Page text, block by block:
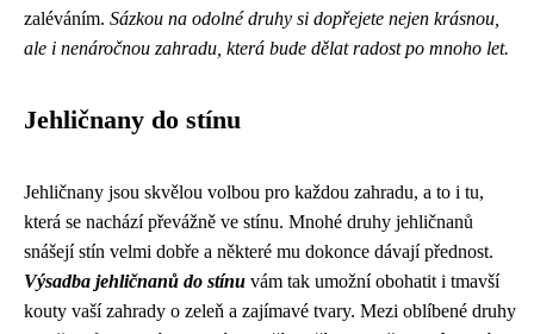
zaléváním. Sázkou na odolné druhy si dopřejete nejen krásnou,
ale i nenáročnou zahradu, která bude dělat radost po mnoho let.
Jehličnany do stínu
Jehličnany jsou skvělou volbou pro každou zahradu, a to i tu,
která se nachází převážně ve stínu. Mnohé druhy jehličnanů
snášejí stín velmi dobře a některé mu dokonce dávají přednost.
Výsadba jehličnanů do stínu vám tak umožní obohatit i tmavší
kouty vaší zahrady o zeleň a zajímavé tvary. Mezi oblíbené druhy